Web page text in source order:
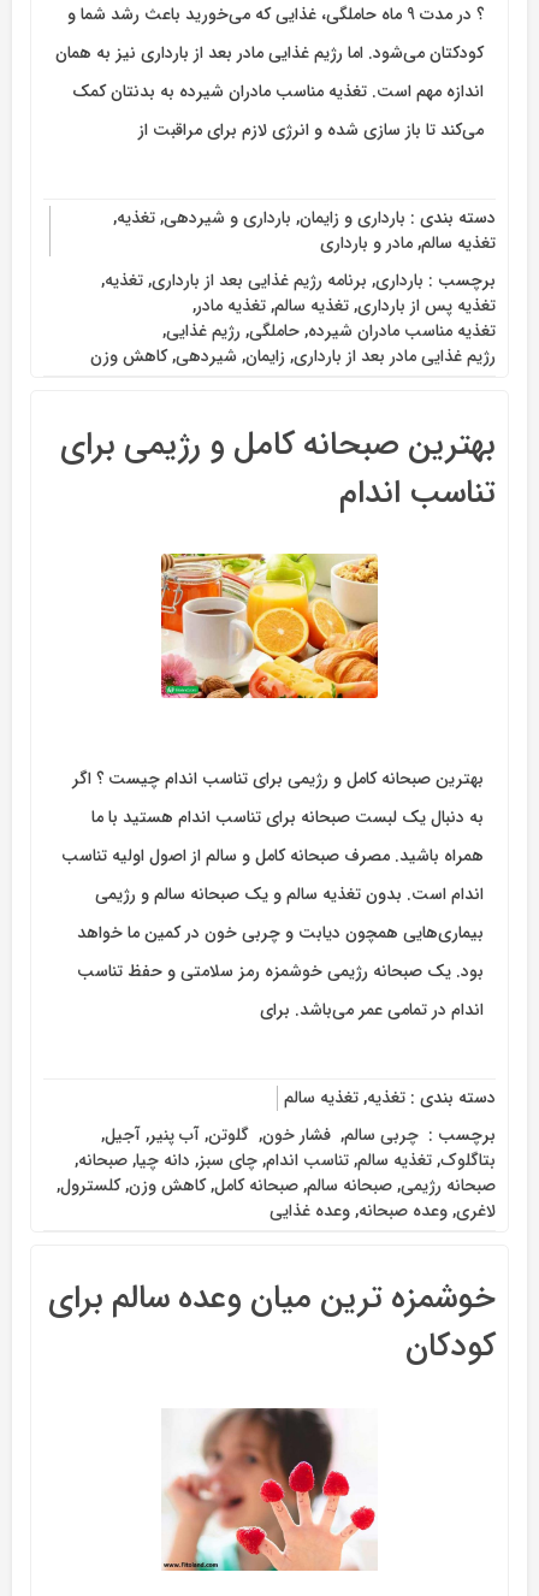
؟ در مدت 9 ماه حاملگی، غذایی که می‌خورید باعث رشد شما و
کودکتان می‌شود. اما رژیم غذایی مادر بعد از بارداری نیز به همان
اندازه مهم است. تغذیه مناسب مادران شیرده به بدنتان کمک
می‌کند تا باز سازی شده و انرژی لازم برای مراقبت از
دسته بندی : بارداری و زایمان, بارداری و شیردهی,تغذیه,
تغذیه سالم,مادر و بارداری
برچسب : بارداری, برنامه رژیم غذایی بعد از بارداری,تغذیه,
تغذیه پس از بارداری,تغذیه سالم,تغذیه مادر,
تغذیه مناسب مادران شیرده,حاملگی, رژیم غذایی,
رژیم غذایی مادر بعد از بارداری, زایمان, شیردهی,کاهش وزن
بهترین صبحانه کامل و رژیمی برای
تناسب اندام
بهترین صبحانه کامل و رژیمی برای تناسب اندام چیست ؟ اگر
به دنبال یک لبست صبحانه برای تناسب اندام هستید با ما
همراه باشید. مصرف صبحانه کامل و سالم از اصول اولیه تناسب
اندام است. بدون تغذیه سالم و یک صبحانه سالم و رژیمی
بیماری‌هایی همچون دیابت و چربی خون در کمین ما خواهد
بود. یک صبحانه رژیمی خوشمزه رمز سلامتی و حفظ تناسب
اندام در تمامی عمر می‌باشد. برای
دسته بندی : تغذیه,تغذیه سالم
برچسب : ‌ چربی سالم, ‌ فشار خون, ‌ گلوتن,آب پنیر,آجیل,
بتاگلوک,تغذیه سالم,تناسب اندام,چای سبز, دانه چیا,صبحانه,
صبحانه رژیمی,صبحانه سالم,صبحانه کامل,کاهش وزن,کلسترول,
لاغری,وعده صبحانه,وعده غذایی
خوشمزه ترین میان وعده سالم برای
کودکان